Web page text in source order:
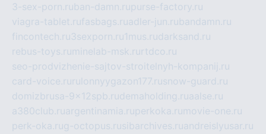
3-sex-porn.ruban-damn.rupurse-factory.ru
viagra-tablet.rufasbags.ruadler-jun.rubandamn.ru
fincontech.ru3sexporn.ru1mus.rudarksand.ru
rebus-toys.ru minelab-msk.ru rtdco.ru
seo-prodvizhenie-sajtov-stroitelnyh-kompanij.ru
card-voice.ru rulonnyygazon177.rusnow-guard.ru
domizbrusa-9x12spb.rudemaholding.ruaalse.ru
a380club.ruargentinamia.ruperkoka.ru movie-one.ru
perk-oka.rug-octopus.rusibarchives.ruandreislyusar.ru